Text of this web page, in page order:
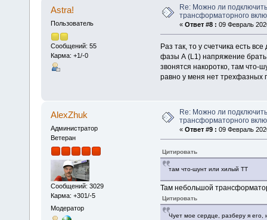
Astra!
Пользователь
Сообщений: 55
Карма: +1/-0
Re: Можно ли подключить
трансформаторного
« Ответ #8 : 09 Февраль
Раз так, то у счетчика есть
фазы А (L1) напряжение брать
звонятся накоротко, там что-
равно у меня нет трехфазных
AlexZhuk
Администратор
Ветеран
Сообщений: 3029
Карма: +301/-5
Модератор
Re: Можно ли подключить
трансформаторного
« Ответ #9 : 09 Февраль
Цитировать
там что-шунт или хилый ТТ
Там небольшой
Цитировать
Чует мое сердце, разберу я его,